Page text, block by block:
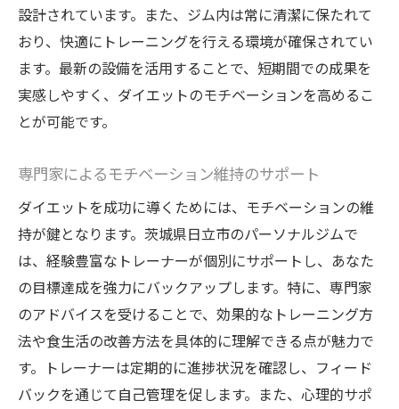
自己効力感を高めるための成功体験
ダイエット仲間との交流による相乗効果
専門家の指導で日立市のダイエットが簡単に！
専門家が提供するパーソナルなアドバイス
ダイエットにおける効果的な運動プランの
イント
栄養士の指導で食生活を改善
モチベーションを保つためのメンタルトレ
ーニング
成功したダイエット事例から学ぶ
ダイエットの第一歩：日立市のパーソナルジム
選びのポイント
設計されています。また、ジム内は常に清潔に保たれて
おり、快適にトレーニングを行える環境が確保されてい
ます。最新の設備を活用することで、短期間での成果を
実感しやすく、ダイエットのモチベーションを高めるこ
とが可能です。
専門家によるモチベーション維持のサポート
ダイエットを成功に導くためには、モチベーションの維
持が鍵となります。茨城県日立市のパーソナルジムで
は、経験豊富なトレーナーが個別にサポートし、あなた
の目標達成を強力にバックアップします。特に、専門家
のアドバイスを受けることで、効果的なトレーニング方
法や食生活の改善方法を具体的に理解できる点が魅力で
す。トレーナーは定期的に進捗状況を確認し、フィード
バックを通じて自己管理を促します。また、心理的サポ